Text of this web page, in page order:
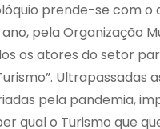
prende-se com o
pela Organização
os atores do setor
Ultrapassadas
pela pandemia,
qual o Turismo que